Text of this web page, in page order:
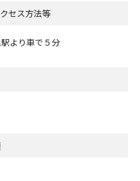
セス方法等
より車で５分